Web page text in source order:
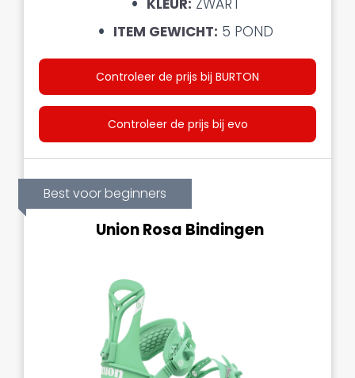
KLEUR: ZWART
ITEM GEWICHT: 5 POND
Controleer de prijs bij BURTON
Controleer de prijs bij evo
Best voor beginners
Union Rosa Bindingen